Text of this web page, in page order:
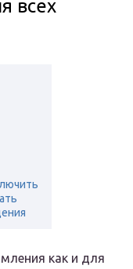
всех
как и для